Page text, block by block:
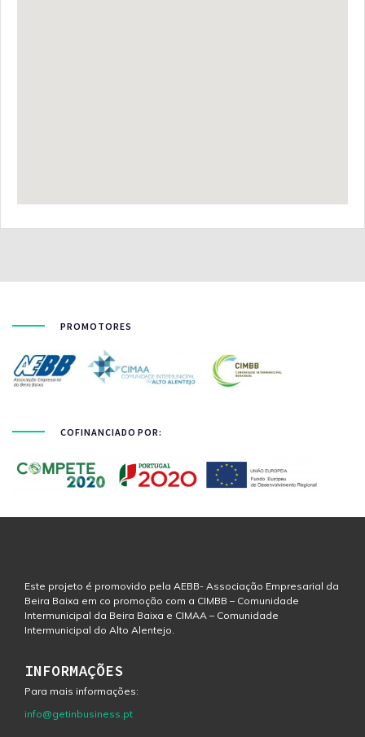
PROMOTORES
COFINANCIADO POR:
Este projeto é promovido pela AEBB- Associação Empresarial da
Beira Baixa em co promoção com a CIMBB – Comunidade
Intermunicipal da Beira Baixa e CIMAA – Comunidade
Intermunicipal do Alto Alentejo.
INFORMAÇÕES
Para mais informações:
info@getinbusiness.pt